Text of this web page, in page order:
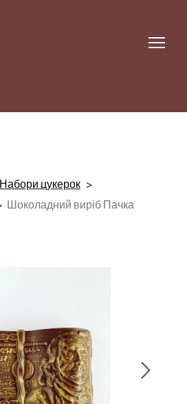
Набори цукерок
Шоколадний виріб Пачка